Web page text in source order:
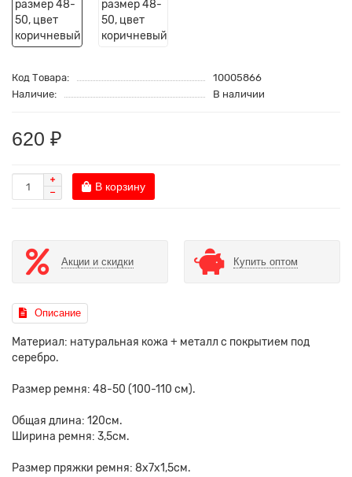
Код Товара:
10005866
Наличие:
В наличии
620 ₽
В корзину
Акции и скидки Купить оптом
Описание
Материал: натуральная кожа + металл c покрытием под
серебро.
Размер ремня: 48-50 (100-110 см).
Общая длина: 120см.
Ширина ремня: 3,5см.
Размер пряжки ремня: 8х7х1,5см.